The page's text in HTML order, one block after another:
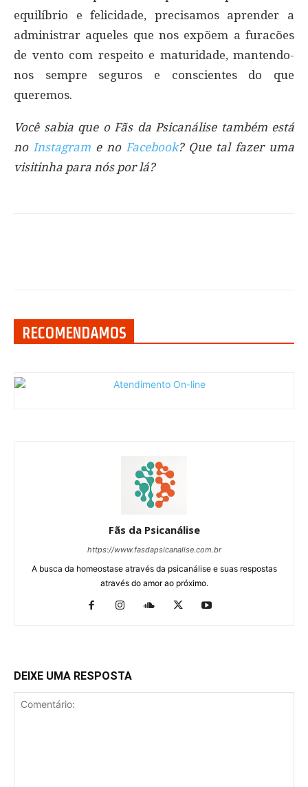
equilíbrio e felicidade, precisamos aprender a
administrar aqueles que nos expõem a furacões
de vento com respeito e maturidade, mantendo-
nos sempre seguros e conscientes do que
queremos.
Você sabia que o Fãs da Psicanálise também está
no Instagrame no Facebook? Que tal fazer uma
visitinha para nós por lá?
RECOMENDAMOS
Fãs da Psicanálise
https://www.fasdapsicanalise.com.br
A busca da homeostase através da psicanálise e suas respostas
através do amor ao próximo.
DEIXE UMA RESPOSTA